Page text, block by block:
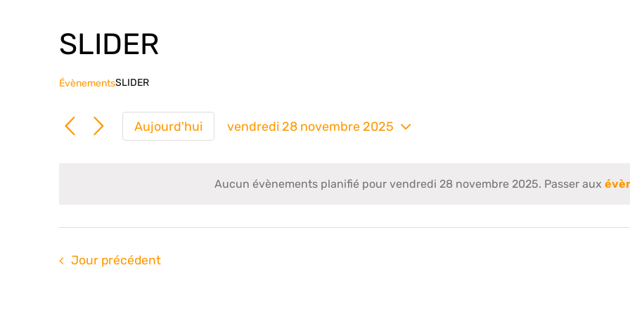
Aucun évènements planifié pour vendredi 28 novembre 2025. Passer aux
SLIDER
ÉvènementsSLIDER
Aujourd'hui vendredi 28 novembre 2025
date.
Jour précédent